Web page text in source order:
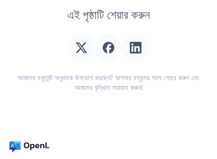
এই পৃষ্ঠাটি শেয়ার করুন
আমাদের ডকুমেন্ট অনুবাদক উপভোগ করছেন? আপনার বন্ধুদের সাথে শেয়ার করুন এবং
আমাদের বৃদ্ধিতে সহায়তা করুন!